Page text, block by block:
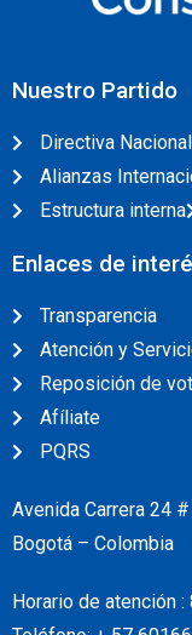
Nuestro Partido
Directiva Nacional
Alianzas
Estructura interna
Enlaces de
Transparencia
Atención y
Reposición de
Afíliate
PQRS
Avenida Carrera 24
Bogotá – Colombia
Horario de atención